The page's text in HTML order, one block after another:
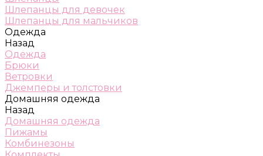
Шлепанцы для девочек
Шлепанцы для мальчиков
Одежда
Назад
Одежда
Брюки
Ветровки
Джемперы и толстовки
Домашняя одежда
Назад
Домашняя одежда
Пижамы
Комбинезоны